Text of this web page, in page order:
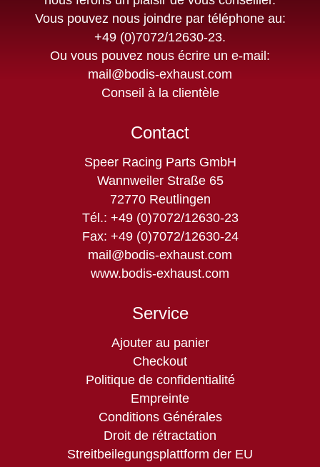
Vous pouvez nous joindre par téléphone au:
+49 (0)7072/12630-23.
Ou vous pouvez nous écrire un e-mail:
mail@bodis-exhaust.com
Conseil à la clientèle
Contact
Speer Racing Parts GmbH
Wannweiler Straße 65
72770 Reutlingen
Tél.: +49 (0)7072/12630-23
Fax: +49 (0)7072/12630-24
mail@bodis-exhaust.com
www.bodis-exhaust.com
Service
Aller
au
contenu
Ajouter au panier
Checkout
Politique de confidentialité
Empreinte
Conditions Générales
Droit de rétractation
Streitbeilegungsplattform der EU